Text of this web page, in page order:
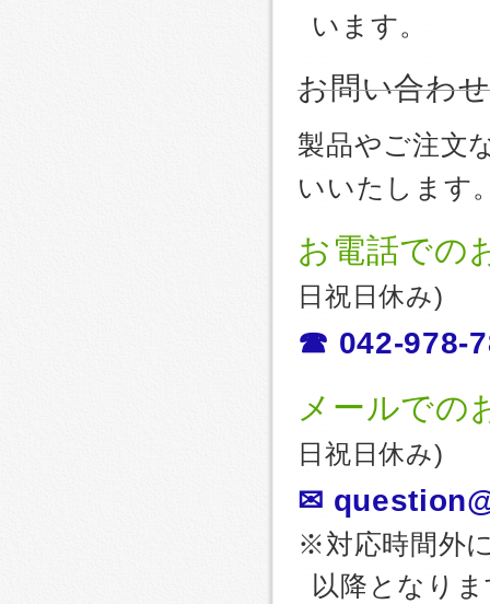
います。
お問い合わせ
製品やご注文
いいたします
お電話での
日祝日休み)
☎ 042-978-
メールでの
日祝日休み)
✉
※対応時間外
以降となり